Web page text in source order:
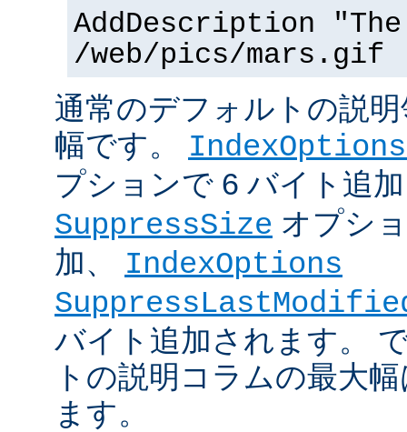
AddDescription
/web/pics/mars.gif
通常のデフォルトの説
幅です。
プションで 6 バイト追
SuppressSize オプシ
加、 IndexOptions
バイト追加されます。
トの説明コラムの最大
ます。